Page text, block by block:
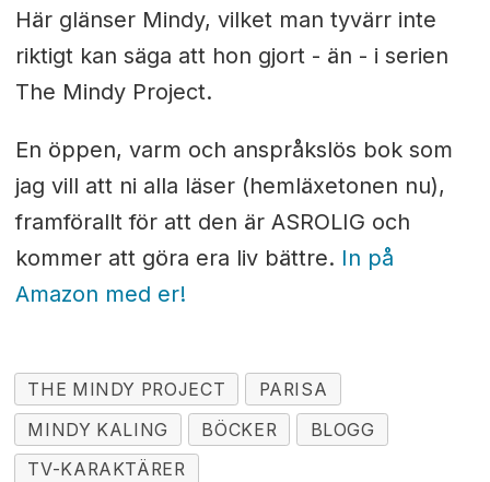
Här glänser Mindy, vilket man tyvärr inte
riktigt kan säga att hon gjort - än - i serien
The Mindy Project.
En öppen, varm och anspråkslös bok som
jag vill att ni alla läser (hemläxetonen nu),
framförallt för att den är ASROLIG och
kommer att göra era liv bättre. In på
Amazon med er!
THE MINDY PROJECT
PARISA
MINDY KALING
BÖCKER
BLOGG
TV-KARAKTÄRER